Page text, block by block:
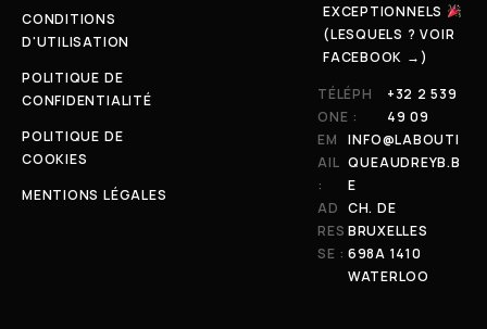
CONDITIONS
D'UTILISATION
POLITIQUE DE
CONFIDENTIALITÉ
POLITIQUE DE
COOKIES
MENTIONS LÉGALES
EXCEPTIONNELS
(LESQUELS ? VOIR
FACEBOOK →)
TÉLÉPH
ONE :
+32 2 539
49 09
EM
AIL
:
INFO@LABOUTI
QUEAUDREYB.B
E
AD
RES
SE :
CH. DE
BRUXELLES
698A 1410
WATERLOO